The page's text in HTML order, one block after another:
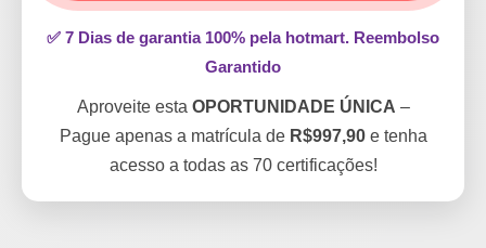
✅ 7 Dias de garantia 100% pela hotmart. Reembolso
Garantido
Aproveite esta OPORTUNIDADE ÚNICA –
Pague apenas a matrícula de R$997,90e tenha
acesso a todas as 70 certificações!